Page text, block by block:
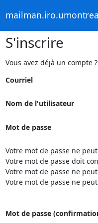
S'inscrire
Vous avez déjà un compte
Courriel
Nom de l'utilisateur
Mot de passe
Votre mot de passe ne
Votre mot de passe doit
Votre mot de passe ne
Votre mot de passe ne
Mot de passe